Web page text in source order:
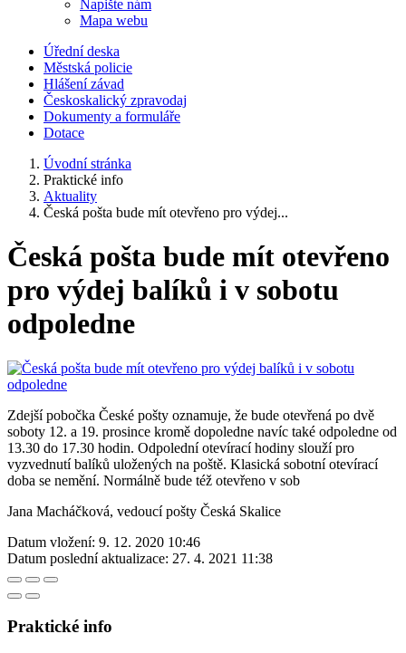
Napište nám
Mapa webu
Úřední deska
Městská policie
Hlášení závad
Českoskalický zpravodaj
Dokumenty a formuláře
Dotace
Úvodní stránka
Praktické info
Aktuality
Česká pošta bude mít otevřeno pro výdej...
Česká pošta bude mít otevřeno
pro výdej balíků i v sobotu
odpoledne
Zdejší pobočka České pošty oznamuje, že bude otevřená po dvě
soboty 12. a 19. prosince kromě dopoledne navíc také odpoledne od
13.30 do 17.30 hodin. Odpolední otevírací hodiny slouží pro
vyzvednutí balíků uložených na poště. Klasická sobotní otevírací
doba se nemění. Normálně bude též otevřeno v sob
Jana Macháčková, vedoucí pošty Česká Skalice
Datum vložení: 9. 12. 2020 10:46
Datum poslední aktualizace: 27. 4. 2021 11:38
Praktické info